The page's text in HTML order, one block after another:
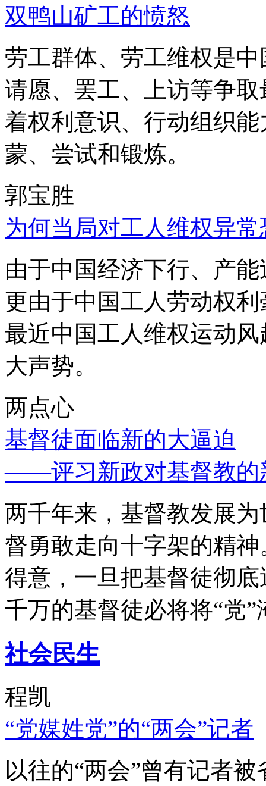
双鸭山矿工的愤怒
劳工群体、劳工维权是
请愿、罢工、上访等争
着权利意识、行动组织
蒙、尝试和锻炼。
郭宝胜
为何当局对工人维权异
由于中国经济下行、产
更由于中国工人劳动权
最近中国工人维权运动
大声势。
两点心
基督徒面临新的大逼迫
——评习新政对基督教的
两千年来，基督教发展
督勇敢走向十字架的精
得意，一旦把基督徒彻
千万的基督徒必将将“党”
社会民生
程凯
“党媒姓党”的“两会”记者
以往的“两会”曾有记者